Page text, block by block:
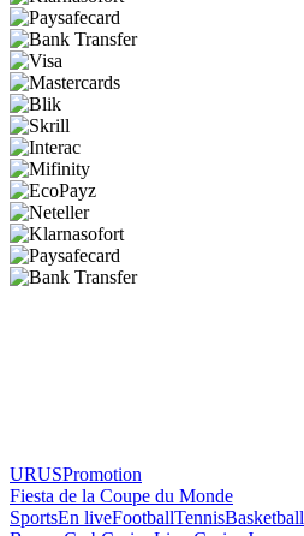
URUSPromotion
Fiesta de la Coupe du Monde
SportsEn liveFootballTennisBasketball